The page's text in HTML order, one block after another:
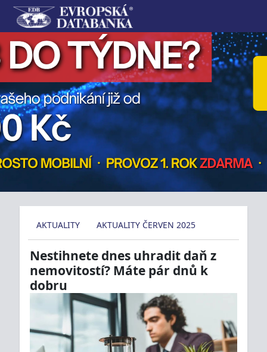
AKTUALITY AKTUALITY ČERVEN 2025
Nestihnete dnes uhradit daň z
nemovitostí? Máte pár dnů k
dobru